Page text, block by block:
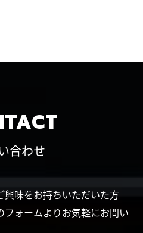
合わせ
味をお持ちいただいた方
ォームよりお気軽にお問い